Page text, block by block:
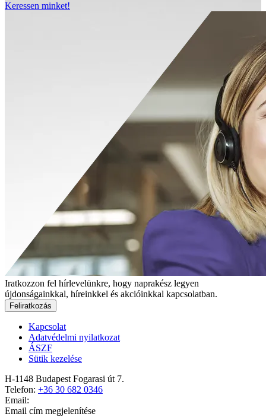
Keressen minket!
Iratkozzon fel hírlevelünkre, hogy naprakész legyen
újdonságainkkal, híreinkkel és akcióinkkal kapcsolatban.
Feliratkozás
Kapcsolat
Adatvédelmi nyilatkozat
ÁSZF
Sütik kezelése
H-1148 Budapest Fogarasi út 7.
Telefon: +36 30 682 0346
Email:
Email cím megjelenítése